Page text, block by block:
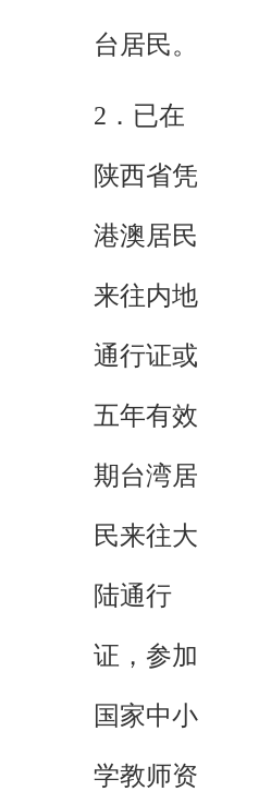
台居民。
2．已在
陕西省凭
港澳居民
来往内地
通行证或
五年有效
期台湾居
民来往大
陆通行
证，参加
国家中小
学教师资